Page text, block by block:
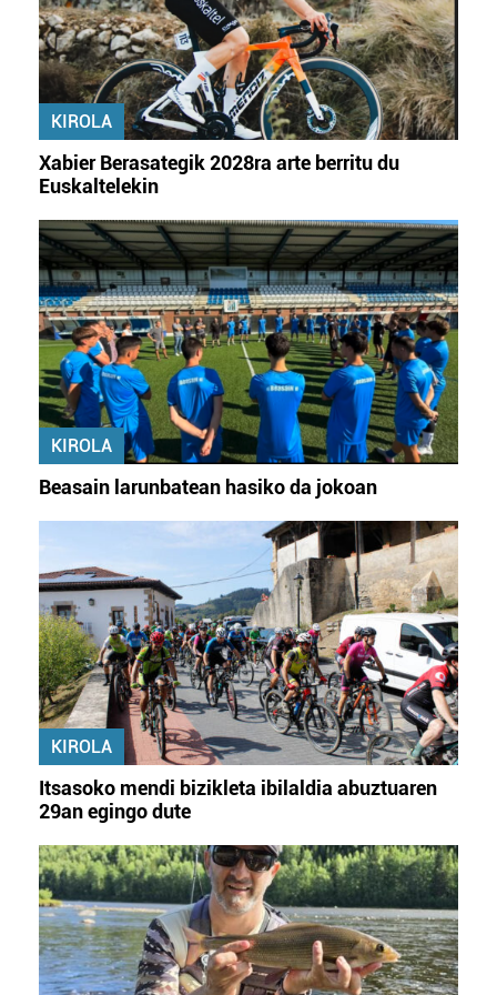
baliatzen gara. Ohar hau onartuz gero, teknologia hori
erabiltzeko baimen esplizitua ematen diguzu.Gehiago
irakurri
KIROLA
Xabier Berasategik 2028ra arte berritu du
Euskaltelekin
KIROLA
Beasain larunbatean hasiko da jokoan
KIROLA
Itsasoko mendi bizikleta ibilaldia abuztuaren
29an egingo dute